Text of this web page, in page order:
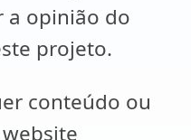
a opinião do
projeto.
conteúdo ou